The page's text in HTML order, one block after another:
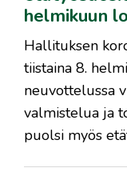
helmikuun
Hallituksen
tiistaina 8.
neuvottelussa
valmistelua ja
puolsi myös